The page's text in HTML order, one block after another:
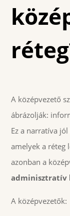
A középvezető
ábrázolják:
Ez a narratíva
amelyek a réteg
azonban a
adminisztratív
A középvezetők: